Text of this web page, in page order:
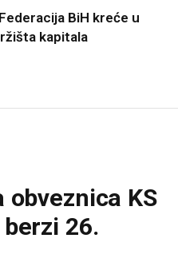
BiH kreće u
kapitala
KS
26.